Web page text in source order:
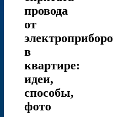
провода
от
в
квартире:
идеи,
способы,
фото